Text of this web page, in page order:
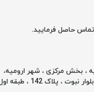
حاصل فرمایید.
، بخش مرکزی ، شهر ارومیه،
142 ، طبقه اول